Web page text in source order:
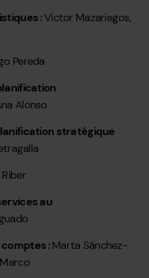
:Victor Mazariegos,
Pereda
Alonso
stratégique
au
:Marta Sánchez-